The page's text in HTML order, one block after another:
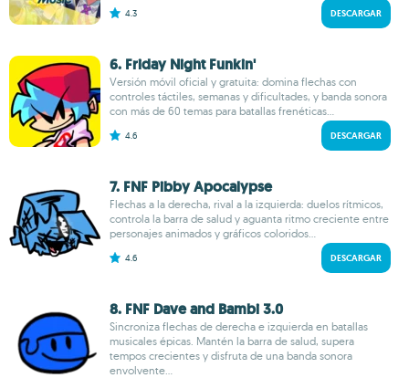
4.3 DESCARGAR
6. Friday Night Funkin'
Versión móvil oficial y gratuita: domina flechas con
controles táctiles, semanas y dificultades, y banda sonora
con más de 60 temas para batallas frenéticas...
4.6 DESCARGAR
7. FNF Pibby Apocalypse
Flechas a la derecha, rival a la izquierda: duelos rítmicos,
controla la barra de salud y aguanta ritmo creciente entre
personajes animados y gráficos coloridos...
4.6 DESCARGAR
8. FNF Dave and Bambi 3.0
Sincroniza flechas de derecha e izquierda en batallas
musicales épicas. Mantén la barra de salud, supera
tempos crecientes y disfruta de una banda sonora
envolvente...